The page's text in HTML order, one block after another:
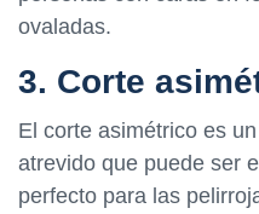
ovaladas.
3. Corte
El corte asimétrico es
atrevido que puede ser
perfecto para las